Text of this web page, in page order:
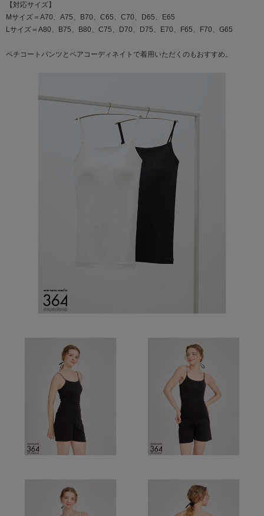
【対応サイズ】
Mサイズ＝A70、A75、B70、C65、C70、D65、E65
Lサイズ＝A80、B75、B80、C75、D70、D75、E70、F65、F70、G65
ペチコートパンツとペアコーディネイトで着用いただくのもおすすめ。